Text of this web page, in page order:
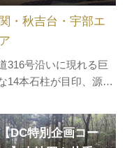
より発…
316号沿いに現れる巨
14本石柱が目印、源泉
の道の駅です。美祢市
び周辺の特産品が揃う
・秋吉台・宇部エ
DC特別企画コー